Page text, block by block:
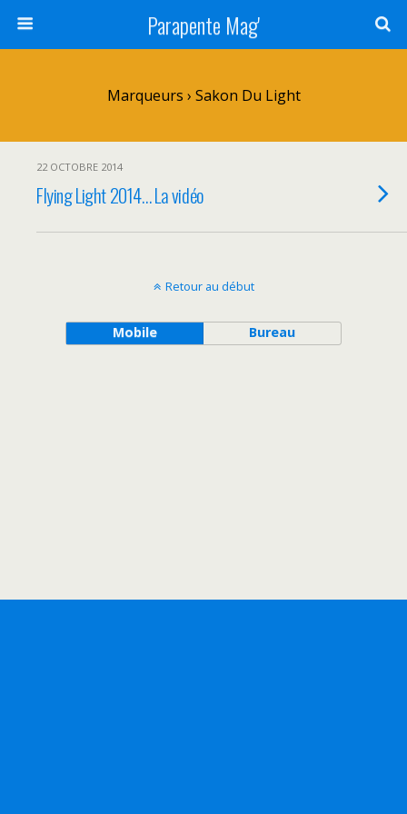
Parapente Mag'
Marqueurs › Sakon Du Light
22 OCTOBRE 2014
Flying Light 2014… La vidéo
Retour au début
Mobile Bureau